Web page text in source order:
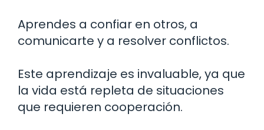
Aprendes a confiar en otros, a
comunicarte y a resolver conflictos.
Este aprendizaje es invaluable, ya que
la vida está repleta de situaciones
que requieren cooperación.